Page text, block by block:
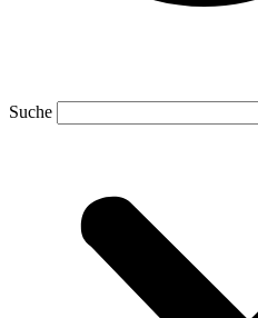
Suche